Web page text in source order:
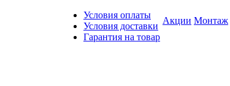
Условия оплаты
Условия доставки
Гарантия на товар
Акции Монтаж